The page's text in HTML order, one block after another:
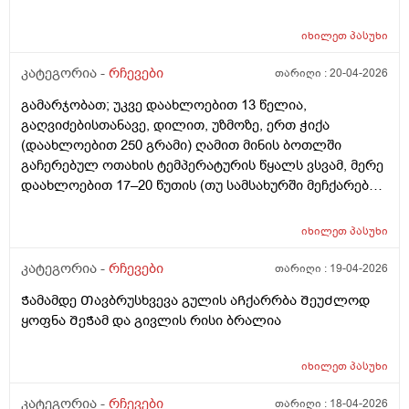
შეწითლება ყრუ წვის შეგრძნება) თან ვიზუალურადაც
ხოდა ვეღარ ჩამოვყალიბდი უროლოგს უნდა
საქართველოში უროლოგიის ცენტრის გარდა
არსებობს მამაკაცის პლასტიკა ან რეკონსტეუქცია?
იხილეთპასუხი
კატეგორია - რჩევები თარიღი :20-04-2026
გამარჯობათ; უკვე დაახლოებით 13 წელია,
გაღვიძებისთანავე, დილით, უზმოზე, ერთ ჭიქა
(დაახლოებით 250 გრამი) ღამით მინის ბოთლში
გაჩერებულ ოთახის ტემპერატურის წყალს ვსვამ, მერე
დაახლოებით 17–20 წუთის (თუ სამსახურში მეჩქარება),
და სამსახურში არ მეჩქარება), ვჭამ. ასევე შუადღით და
ერთ ჭიქა უფრო ხშირად ონკანის წყალს ვსვამ და მერე
სადაც ამბობენ, რომ დილით, გაღვიძებისთანავე,
წყლის დალევა არ შეიძლება, რადგან ღამით პირის
გაღვიძებისთანავე დალეულ წყალს ეს ბაქტერიები
იხილეთპასუხი
კატეგორია - რჩევები თარიღი : 19-04-2026
Ჭამამდე Თავბრუსხვევა გულის აᲩქარრბა ᲨეუᲫლოდ
ყოფნა ᲨეᲭამ და გივლის რისი ბრალია
იხილეთპასუხი
კატეგორია - რჩევები თარიღი : 18-04-2026